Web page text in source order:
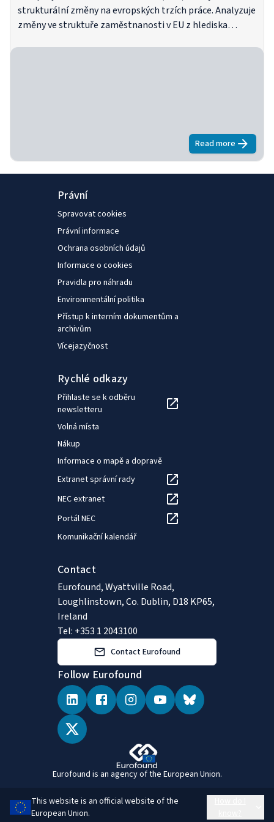
declined despite
employment and
strukturální změny na evropských trzích práce. Analyzuje
změny ve struktuře zaměstnanosti v EU z hlediska
Read moreabout
Právní
Spravovat cookies
Právní informace
Ochrana osobních údajů
Informace o cookies
Pravidla pro náhradu
Environmentální politika
Přístup k interním dokumentům a
archivům
Vícejazyčnost
Rychlé odkazy
Přihlaste se k odběru
newsletteru
Volná místa
Nákup
Informace o mapě a dopravě
Extranet správní rady
NEC extranet
Portál NEC
Komunikační kalendář
Contact
Eurofound, Wyattville Road,
Loughlinstown, Co. Dublin, D18 KP65,
Ireland
Tel: +353 1 2043100
Contact Eurofound
Follow Eurofound
Eurofound is an agency of the European Union.
This website is an official website of the
European Union.